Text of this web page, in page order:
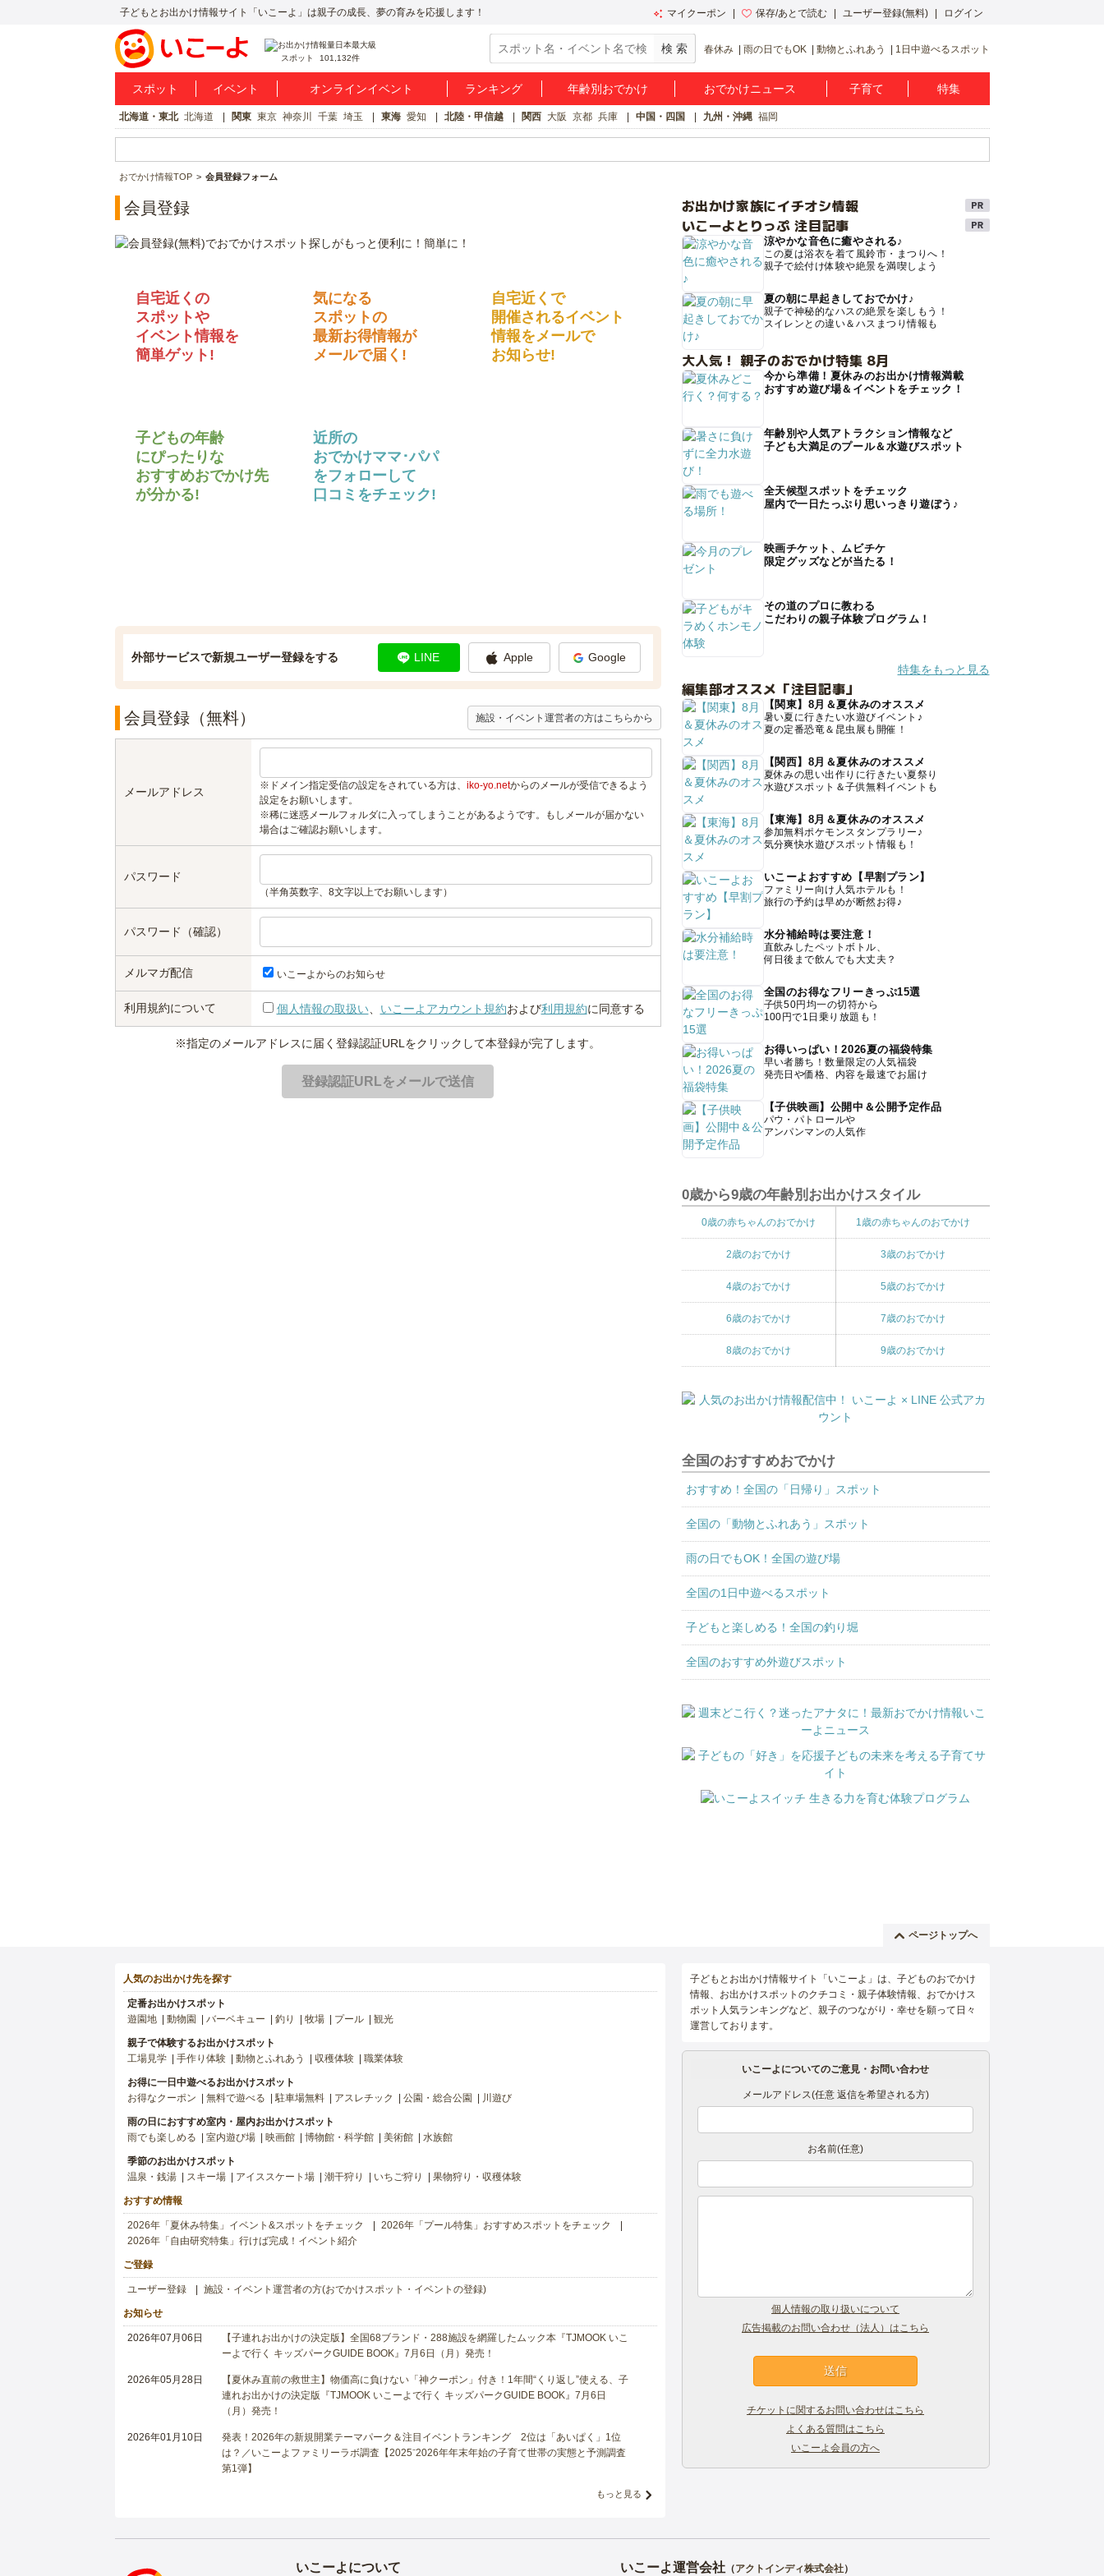
子どもとお出かけ情報サイト「いこーよ」は親子の成長、夢の育みを応援します！ マイクーポン 保存/あとで読む ユーザー登録(無料) ログイン
スポット 101,132件
春休み 雨の日でもOK 動物とふれあう 1日中遊べるスポット
スポット イベント オンラインイベント ランキング 年齢別おでかけ おでかけニュース 子育て 特集
北海道・東北 北海道 関東 東京 神奈川 千葉 埼玉 東海 愛知 北陸・甲信越 関西 大阪 京都 兵庫 中国・四国 九州・沖縄 福岡
おでかけ情報TOP 会員登録フォーム
会員登録
自宅近くの
スポットや
イベント情報を
簡単ゲット!
気になる
スポットの
最新お得情報が
メールで届く!
自宅近くで
開催されるイベント
情報をメールで
お知らせ!
子どもの年齢
にぴったりな
おすすめおでかけ先
が分かる!
近所の
おでかけママ･パパ
をフォローして
口コミをチェック!
外部サービスで新規ユーザー登録をする LINE Apple Google
会員登録（無料） 施設・イベント運営者の方はこちらから
メールアドレス ※ドメイン指定受信の設定をされている方は、 iko-yo.netからのメールが受信できるよう
設定をお願いします。
※稀に迷惑メールフォルダに入ってしまうことがあるようです。もしメールが届かない
場合はご確認お願いします。
パスワード
（半角英数字、8文字以上でお願いします）
パスワード（確認）
メルマガ配信 いこーよからのお知らせ
利用規約について 個人情報の取扱い、 いこーよアカウント規約および利用規約に同意する
※指定のメールアドレスに届く登録認証URLをクリックして本登録が完了します。
お出かけ家族にイチオシ情報
いこーよとりっぷ 注目記事
涼やかな音色に癒やされる♪
この夏は浴衣を着て風鈴市・まつりへ！
親子で絵付け体験や絶景を満喫しよう
夏の朝に早起きしておでかけ♪
親子で神秘的なハスの絶景を楽しもう！
スイレンとの違い＆ハスまつり情報も
大人気！ 親子のおでかけ特集 8月
今から準備！夏休みのお出かけ情報満載
おすすめ遊び場＆イベントをチェック！
年齢別や人気アトラクション情報など
子ども大満足のプール＆水遊びスポット
全天候型スポットをチェック
屋内で一日たっぷり思いっきり遊ぼう♪
映画チケット、ムビチケ
限定グッズなどが当たる！
その道のプロに教わる
こだわりの親子体験プログラム！
特集をもっと見る
編集部オススメ「注目記事」
【関東】8月＆夏休みのオススメ
暑い夏に行きたい水遊びイベント♪
夏の定番恐竜＆昆虫展も開催！
【関西】8月＆夏休みのオススメ
夏休みの思い出作りに行きたい夏祭り
水遊びスポット＆子供無料イベントも
【東海】8月＆夏休みのオススメ
参加無料ポケモンスタンプラリー♪
気分爽快水遊びスポット情報も！
いこーよおすすめ【早割プラン】
ファミリー向け人気ホテルも！
旅行の予約は早めが断然お得♪
水分補給時は要注意！
直飲みしたペットボトル、
何日後まで飲んでも大丈夫？
全国のお得なフリーきっぷ15選
子供50円均一の切符から
100円で1日乗り放題も！
お得いっぱい！2026夏の福袋特集
早い者勝ち！数量限定の人気福袋
発売日や価格、内容を最速でお届け
【子供映画】公開中＆公開予定作品
パウ・パトロールや
アンパンマンの人気作
0歳から9歳の年齢別お出かけスタイル
0歳の赤ちゃんのおでかけ 1歳の赤ちゃんのおでかけ
2歳のおでかけ 3歳のおでかけ
4歳のおでかけ 5歳のおでかけ
6歳のおでかけ 7歳のおでかけ
8歳のおでかけ 9歳のおでかけ
全国のおすすめおでかけ
おすすめ！全国の「日帰り」スポット
全国の「動物とふれあう」スポット
雨の日でもOK！全国の遊び場
全国の1日中遊べるスポット
子どもと楽しめる！全国の釣り堀
全国のおすすめ外遊びスポット
ページトップへ
人気のお出かけ先を探す
定番お出かけスポット
遊園地
動物園 バーベキュー 釣り 牧場 プール 観光
親子で体験するお出かけスポット
工場見学
手作り体験 動物とふれあう 収穫体験 職業体験
お得に一日中遊べるお出かけスポット
お得なクーポン
無料で遊べる 駐車場無料 アスレチック 公園・総合公園 川遊び
雨の日におすすめ室内・屋内お出かけスポット
雨でも楽しめる
室内遊び場 映画館 博物館・科学館 美術館 水族館
季節のお出かけスポット
温泉・銭湯
スキー場 アイススケート場 潮干狩り いちご狩り 果物狩り・収穫体験
おすすめ情報
2026年「夏休み特集」イベント&スポットをチェック
2026年「プール特集」おすすめスポットをチェック
2026年「自由研究特集」行けば完成！イベント紹介
ご登録
ユーザー登録 施設・イベント運営者の方(おでかけスポット・イベントの登録)
お知らせ
2026年07月06日
【子連れお出かけの決定版】全国68ブランド・288施設を網羅したムック本『TJMOOK いこ
ーよで行く キッズパークGUIDE BOOK』7月6日（月）発売！
2026年05月28日
【夏休み直前の救世主】物価高に負けない「神クーポン」付き！1年間“くり返し”使える、子
連れお出かけの決定版『TJMOOK いこーよで行く キッズパークGUIDE BOOK』7月6日
（月）発売！
2026年01月10日
発表！2026年の新規開業テーマパーク＆注目イベントランキング 2位は「あいぱく」1位
は？／いこーよファミリーラボ調査【2025⁻2026年年末年始の子育て世帯の実態と予測調査
第1弾】
もっと見る
子どもとお出かけ情報サイト「いこーよ」は、子どものおでかけ
情報、お出かけスポットのクチコミ・親子体験情報、おでかけス
ポット人気ランキングなど、親子のつながり・幸せを願って日々
運営しております。
いこーよについてのご意見・お問い合わせ
メールアドレス(任意 返信を希望される方)
お名前(任意)
個人情報の取り扱いについて
広告掲載のお問い合わせ（法人）はこちら
チケットに関するお問い合わせはこちら
よくある質問はこちら
いこーよ会員の方へ
いこーよについて いこーよ運営会社（アクトインディ株式会社）